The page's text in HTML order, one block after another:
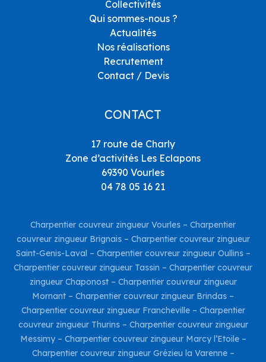
Collectivités
Qui sommes-nous ?
Actualités
Nos réalisations
Recrutement
Contact / Devis
CONTACT
17 route de Charly
Zone d’activités Les Eclapons
69390 Vourles
04 78 05 16 21
Charpentier couvreur zingueur Vourles – Charpentier
couvreur zingueur Brignais– Charpentier couvreur zingueur
Saint-Genis-Laval – Charpentier couvreur zingueur Oullins–
Charpentier couvreur zingueur Tassin – Charpentier couvreur
zingueur Chaponost– Charpentier couvreur zingueur
Mornant – Charpentier couvreur zingueur Brindas –
Charpentier couvreur zingueur Francheville– Charpentier
couvreur zingueur Thurins– Charpentier couvreur zingueur
Messimy– Charpentier couvreur zingueur Marcy l’Etoile–
Charpentier couvreur zingueur Grézieu la Varenne–